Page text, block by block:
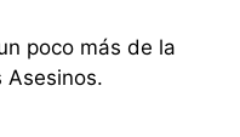
poco más de la
Asesinos.